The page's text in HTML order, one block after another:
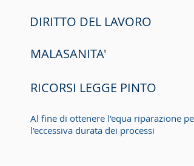
DIRITTO DEL LAVORO
MALASANITA'
RICORSI LEGGE PINTO
Al fine di ottenere l'equa riparazione per
l'eccessiva durata dei processi